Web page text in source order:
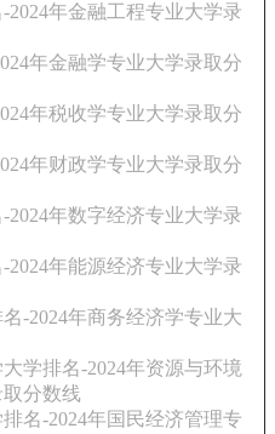
2024年金融工程专业大学录
年金融学专业大学录取分
年税收学专业大学录取分
年财政学专业大学录取分
2024年数字经济专业大学录
2024年能源经济专业大学录
-2024年商务经济学专业大
学排名-2024年资源与环境
分数线
名-2024年国民经济管理专